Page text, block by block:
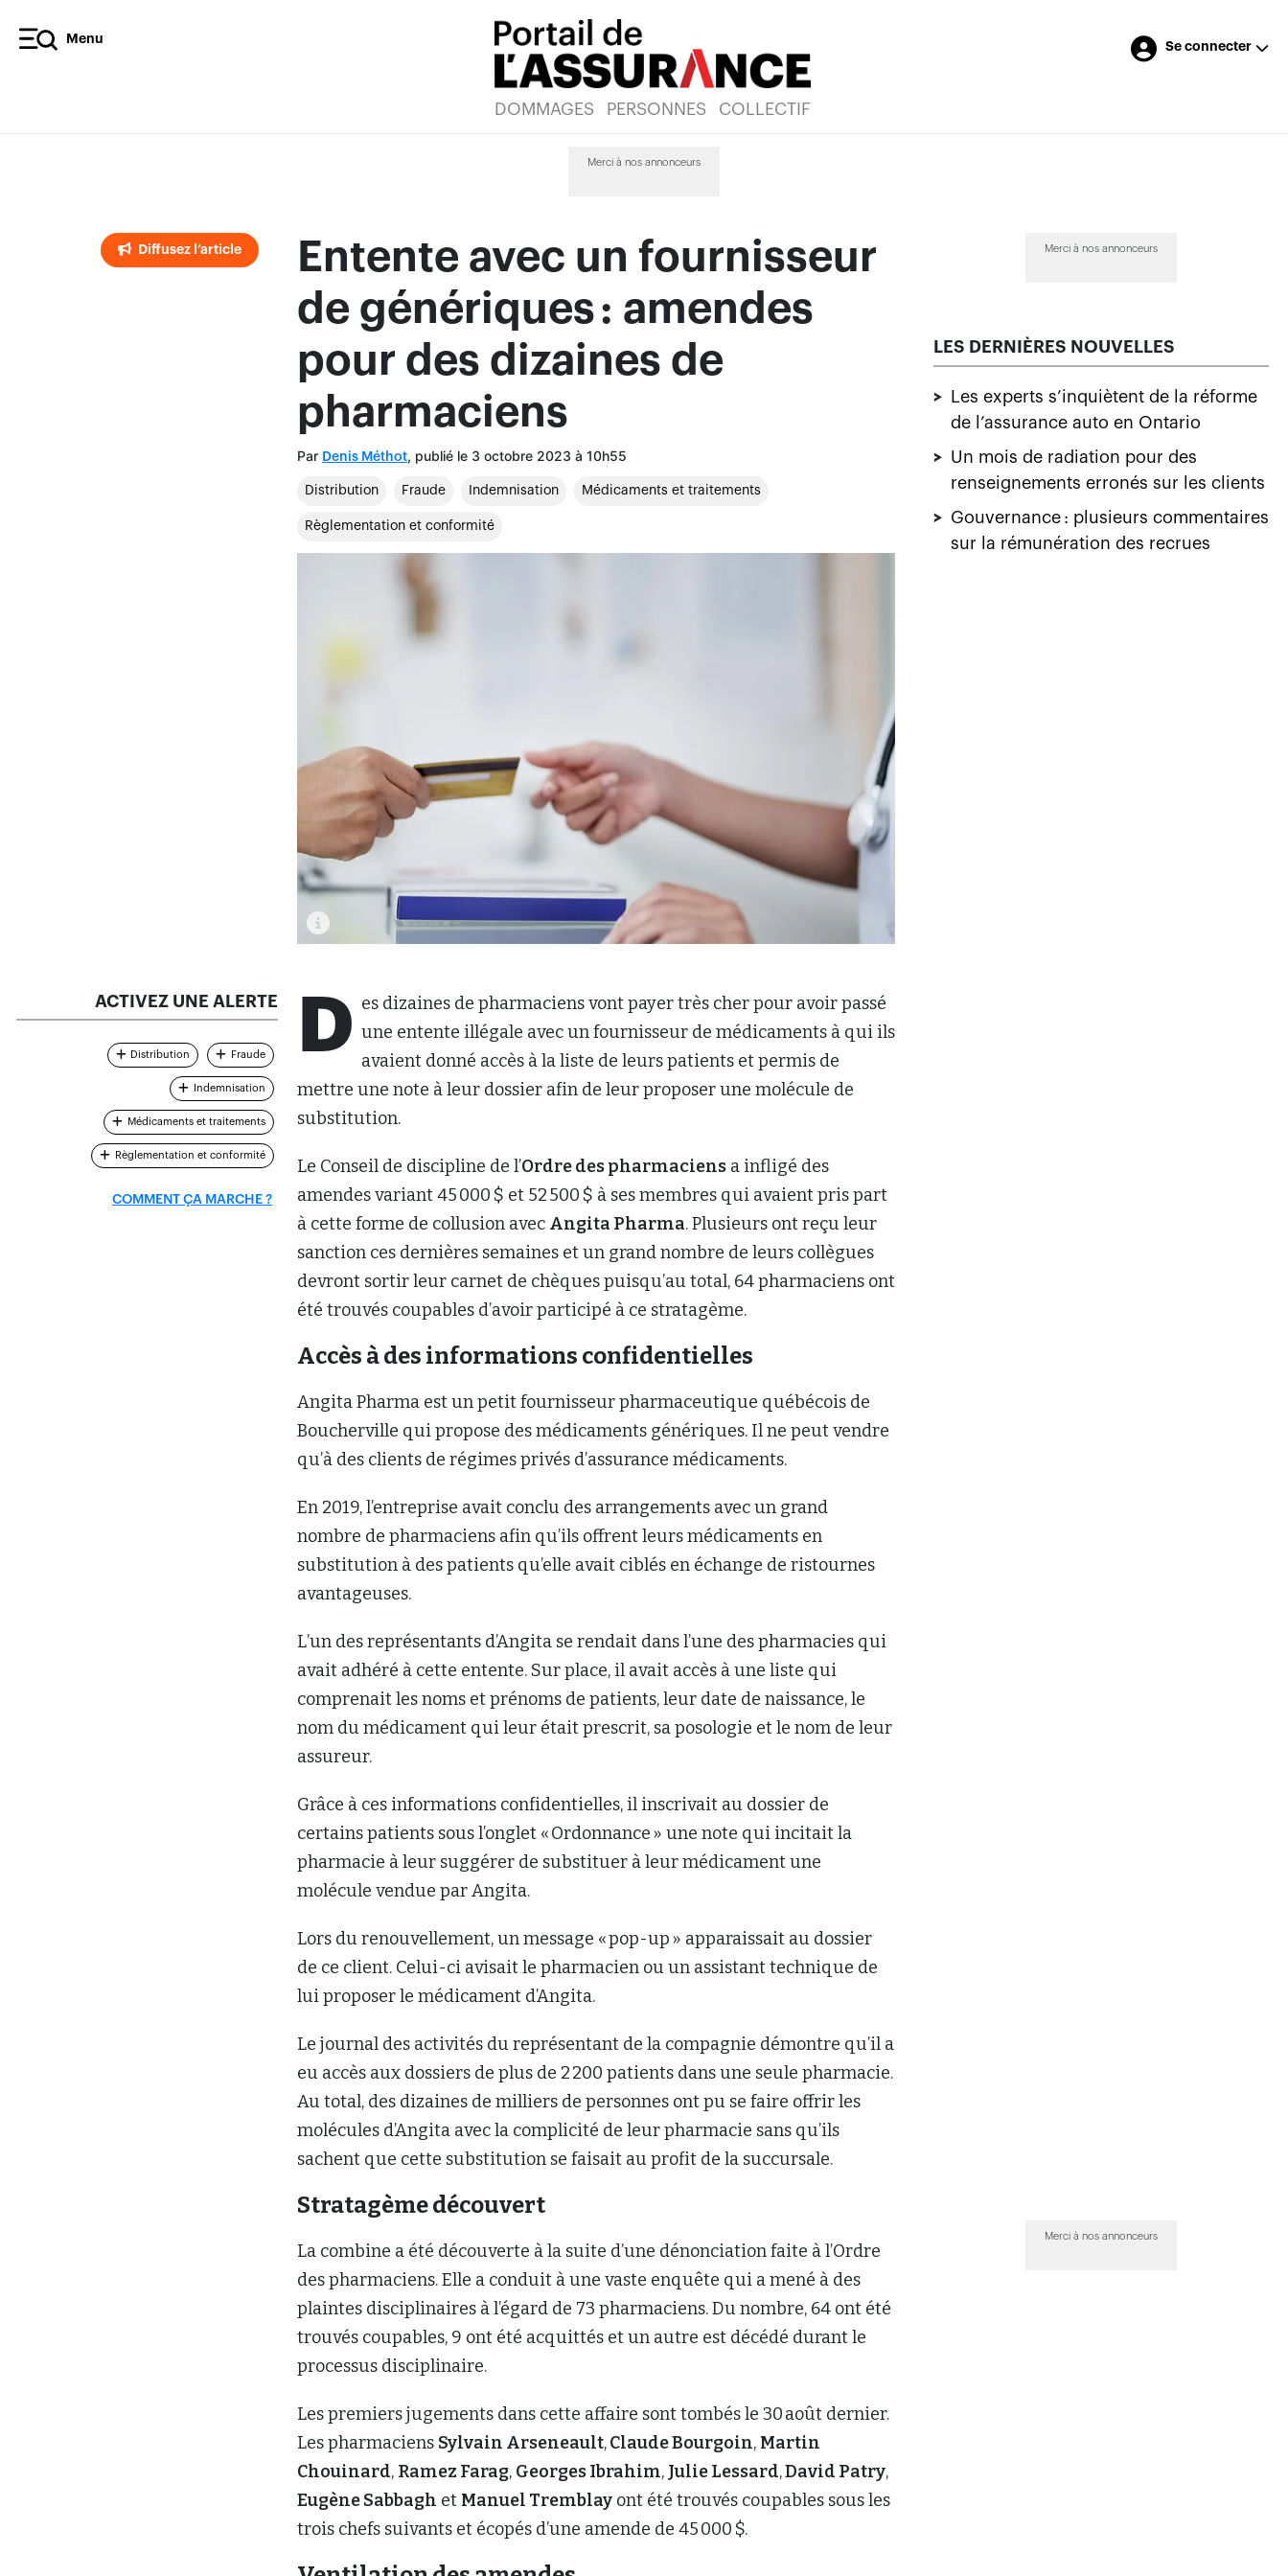
Menu
DOMMAGES PERSONNES COLLECTIF
Se connecter
Merci à nos annonceurs
Diffusez l’article
Entente avec un fournisseur
de génériques : amendes
pour des dizaines de
pharmaciens
Par Denis Méthot, publié le 3 octobre 2023 à 10h55
Distribution Fraude Indemnisation Médicaments et traitements
Règlementation et conformité
D es dizaines de pharmaciens vont payer très cher pour avoir passé
une entente illégale avec un fournisseur de médicaments à qui ils
avaient donné accès à la liste de leurs patients et permis de
mettre une note à leur dossier afin de leur proposer une molécule de
substitution.
Le Conseil de discipline de l’Ordre des pharmaciens a infligé des
amendes variant 45 000 $ et 52 500 $ à ses membres qui avaient pris part
à cette forme de collusion avec Angita Pharma. Plusieurs ont reçu leur
sanction ces dernières semaines et un grand nombre de leurs collègues
devront sortir leur carnet de chèques puisqu’au total, 64 pharmaciens ont
été trouvés coupables d’avoir participé à ce stratagème.
Accès à des informations confidentielles
Angita Pharma est un petit fournisseur pharmaceutique québécois de
Boucherville qui propose des médicaments génériques. Il ne peut vendre
qu’à des clients de régimes privés d’assurance médicaments.
En 2019, l’entreprise avait conclu des arrangements avec un grand
nombre de pharmaciens afin qu’ils offrent leurs médicaments en
substitution à des patients qu’elle avait ciblés en échange de ristournes
avantageuses.
L’un des représentants d’Angita se rendait dans l’une des pharmacies qui
avait adhéré à cette entente. Sur place, il avait accès à une liste qui
comprenait les noms et prénoms de patients, leur date de naissance, le
nom du médicament qui leur était prescrit, sa posologie et le nom de leur
assureur.
Grâce à ces informations confidentielles, il inscrivait au dossier de
certains patients sous l’onglet « Ordonnance » une note qui incitait la
pharmacie à leur suggérer de substituer à leur médicament une
molécule vendue par Angita.
Lors du renouvellement, un message « pop-up » apparaissait au dossier
de ce client. Celui-ci avisait le pharmacien ou un assistant technique de
lui proposer le médicament d’Angita.
Le journal des activités du représentant de la compagnie démontre qu’il a
eu accès aux dossiers de plus de 2 200 patients dans une seule pharmacie.
Au total, des dizaines de milliers de personnes ont pu se faire offrir les
molécules d’Angita avec la complicité de leur pharmacie sans qu’ils
sachent que cette substitution se faisait au profit de la succursale.
Stratagème découvert
La combine a été découverte à la suite d’une dénonciation faite à l’Ordre
des pharmaciens. Elle a conduit à une vaste enquête qui a mené à des
plaintes disciplinaires à l’égard de 73 pharmaciens. Du nombre, 64 ont été
trouvés coupables, 9 ont été acquittés et un autre est décédé durant le
processus disciplinaire.
Les premiers jugements dans cette affaire sont tombés le 30 août dernier.
Les pharmaciens Sylvain Arseneault,Claude Bourgoin, Martin
Chouinard, Ramez Farag, Georges Ibrahim, Julie Lessard,David Patry,
Eugène Sabbagh et Manuel Tremblay ont été trouvés coupables sous les
trois chefs suivants et écopés d’une amende de 45 000 $.
ACTIVEZ UNE ALERTE
Distribution Fraude
Indemnisation
Médicaments et traitements
Règlementation et conformité
COMMENT ÇA MARCHE ?
Merci à nos annonceurs
LES DERNIÈRES NOUVELLES
>
Les experts s’inquiètent de la réforme
de l’assurance auto en Ontario
> Un mois de radiation pour des
renseignements erronés sur les clients
> Gouvernance : plusieurs commentaires
sur la rémunération des recrues
Merci à nos annonceurs